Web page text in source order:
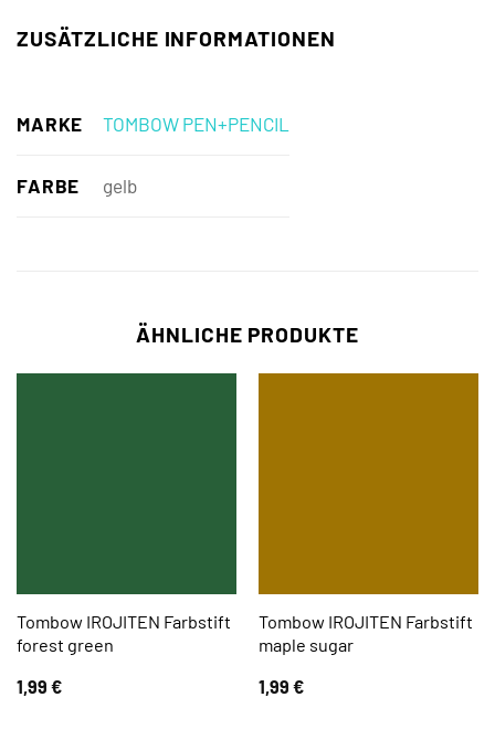
ZUSÄTZLICHE INFORMATIONEN
MARKE TOMBOW PEN+PENCIL
FARBE gelb
ÄHNLICHE PRODUKTE
Tombow IROJITEN Farbstift
forest green
1,99 €
Tombow IROJITEN Farbstift
maple sugar
1,99 €